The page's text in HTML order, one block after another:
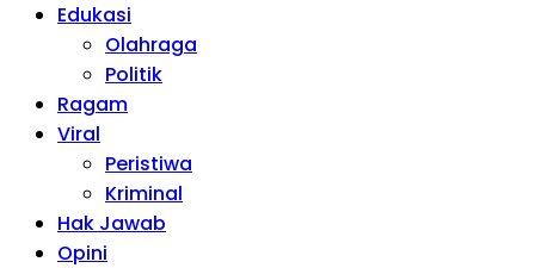
Edukasi
Olahraga
Politik
Ragam
Viral
Peristiwa
Kriminal
Hak Jawab
Opini